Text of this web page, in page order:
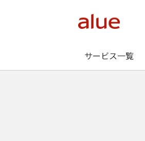
サービス一覧